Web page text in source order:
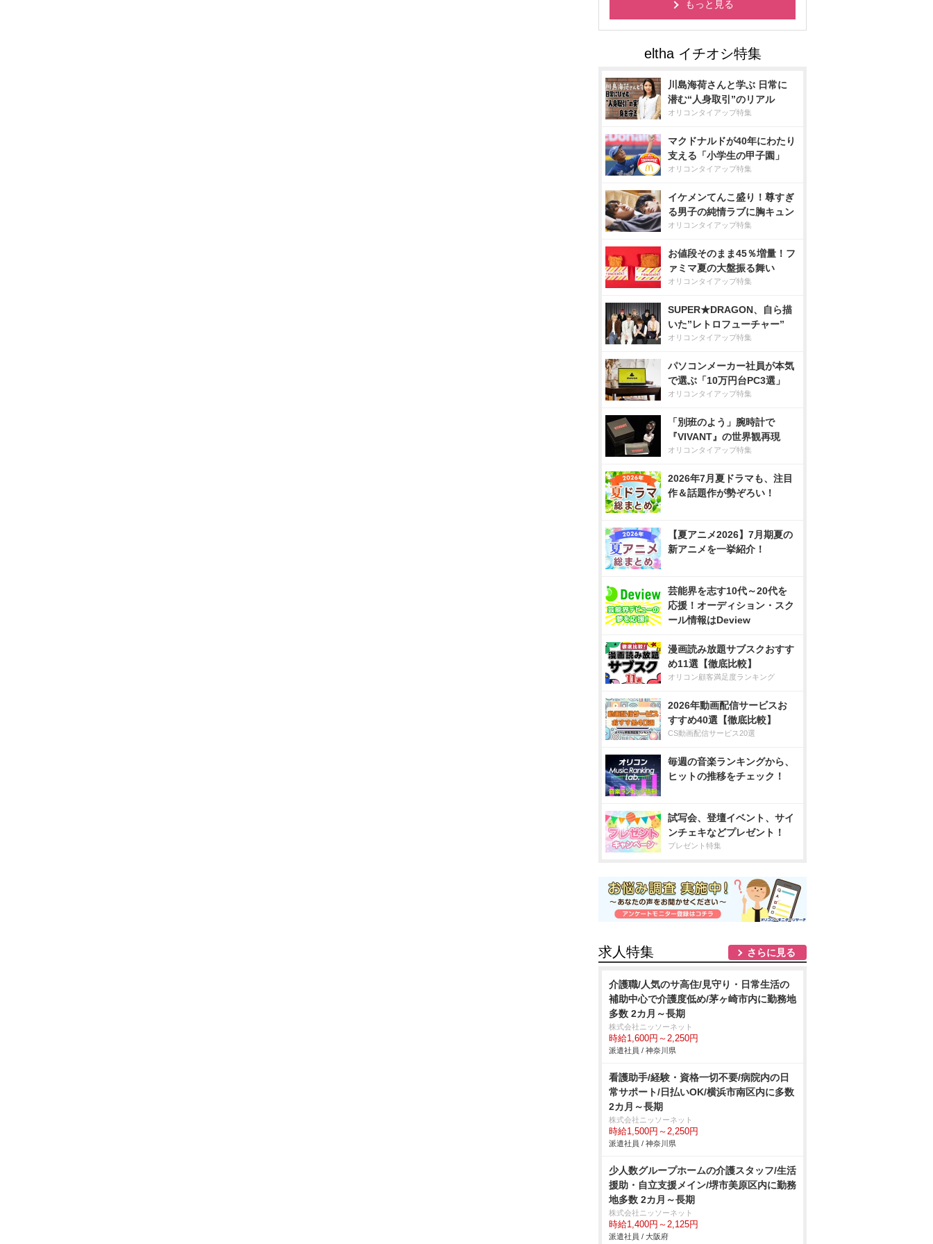
もっと見る
川島海荷さんと学ぶ 日常に
潜む“人身取引”のリアル
オリコンタイアップ特集
マクドナルドが40年にわたり
支える「小学生の甲子園」
オリコンタイアップ特集
イケメンてんこ盛り！尊すぎ
る男子の純情ラブに胸キュン
オリコンタイアップ特集
お値段そのまま45％増量！フ
ァミマ夏の大盤振る舞い
オリコンタイアップ特集
SUPER★DRAGON、自ら描
いた”レトロフューチャー”
オリコンタイアップ特集
パソコンメーカー社員が本気
で選ぶ「10万円台PC3選」
オリコンタイアップ特集
「別班のよう」腕時計で
『VIVANT』の世界観再現
オリコンタイアップ特集
2026年7月夏ドラマも、注目
作＆話題作が勢ぞろい！
【夏アニメ2026】7月期夏の
新アニメを一挙紹介！
芸能界を志す10代～20代を
応援！オーディション・スク
ール情報はDeview
漫画読み放題サブスクおすす
め11選【徹底比較】
オリコン顧客満足度ランキング
2026年動画配信サービスお
すすめ40選【徹底比較】
CS動画配信サービス20選
毎週の音楽ランキングから、
ヒットの推移をチェック！
試写会、登壇イベント、サイ
ンチェキなどプレゼント！
プレゼント特集
求人特集 さらに見る
介護職/人気のサ高住/見守り・日常生活の
補助中心で介護度低め/茅ヶ崎市内に勤務地
多数 2カ月～長期
株式会社ニッソーネット
時給1,600円～2,250円
派遣社員 / 神奈川県
看護助手/経験・資格一切不要/病院内の日
常サポート/日払いOK/横浜市南区内に多数
2カ月～長期
株式会社ニッソーネット
時給1,500円～2,250円
派遣社員 / 神奈川県
少人数グループホームの介護スタッフ/生活
援助・自立支援メイン/堺市美原区内に勤務
地多数 2カ月～長期
株式会社ニッソーネット
時給1,400円～2,125円
派遣社員 / 大阪府